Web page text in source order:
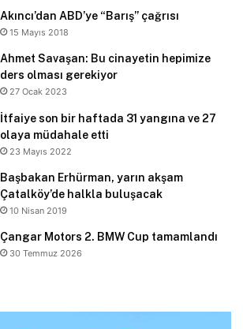
Akıncı’dan ABD’ye “Barış” çağrısı
15 Mayıs 2018
Ahmet Savaşan: Bu cinayetin hepimize
ders olması gerekiyor
27 Ocak 2023
İtfaiye son bir haftada 31 yangına ve 27
olaya müdahale etti
23 Mayıs 2022
Başbakan Erhürman, yarın akşam
Çatalköy’de halkla buluşacak
10 Nisan 2019
Çangar Motors 2. BMW Cup tamamlandı
30 Temmuz 2026